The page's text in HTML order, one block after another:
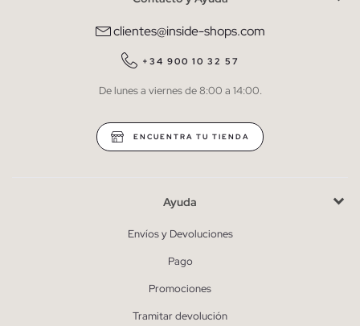
QUIERO SUSCRIBIRME
* Puedes cancelar la suscripción en cualquier momento.
clientes@inside-shops.com
+34 900 10 32 57
De lunes a viernes de 8:00 a 14:00.
ENCUENTRA TU TIENDA
Ayuda
Envíos y Devoluciones
Pago
Promociones
Tramitar devolución